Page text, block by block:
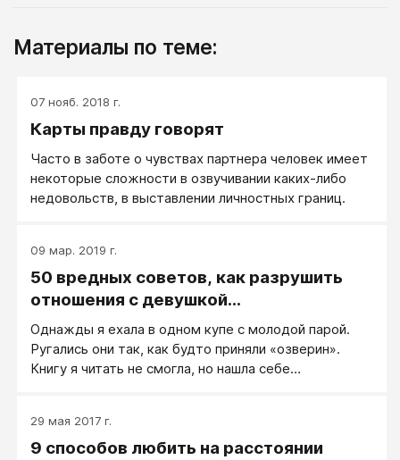
Материалы по теме:
07 нояб. 2018 г.
Карты правду говорят
Часто в заботе о чувствах партнера человек имеет
некоторые сложности в озвучивании каких-либо
недовольств, в выставлении личностных границ.
09 мар. 2019 г.
50 вредных советов, как разрушить
отношения с девушкой...
Однажды я ехала в одном купе с молодой парой.
Ругались они так, как будто приняли «озверин».
Книгу я читать не смогла, но нашла себе
недовольны. Интересно получилось!
29 мая 2017 г.
9 способов любить на расстоянии